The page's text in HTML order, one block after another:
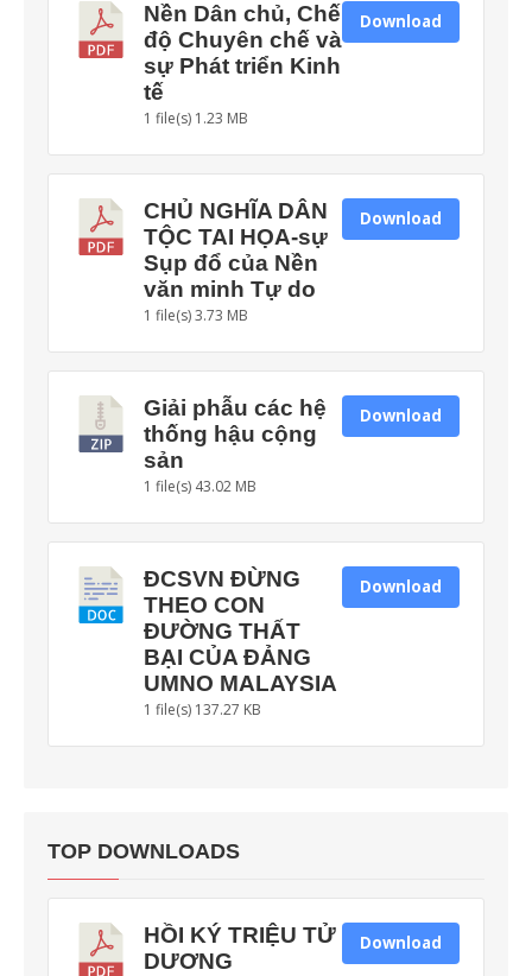
Nền Dân chủ, Chế
độ Chuyên chế và
sự Phát triển Kinh
tế
1 file(s) 1.23 MB
Download
CHỦ NGHĨA DÂN
TỘC TAI HỌA-sự
Sụp đổ của Nền
văn minh Tự do
1 file(s)3.73 MB
Download
Giải phẫu các hệ
thống hậu cộng
sản
1 file(s) 43.02 MB
Download
ĐCSVN ĐỪNG
THEO CON
ĐƯỜNG THẤT
BẠI CỦA ĐẢNG
UMNO MALAYSIA
1 file(s) 137.27 KB
Download
TOP DOWNLOADS
HỒI KÝ TRIỆU TỬ
DƯƠNG
Download